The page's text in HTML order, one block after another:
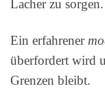
Lacher zu sorgen.
Ein erfahrener
überfordert wird
Grenzen bleibt.